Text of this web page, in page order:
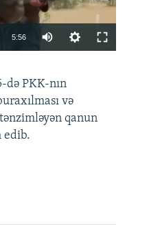
480p
5:56
360p
480p
PKK-nın
və
qanun
edib.